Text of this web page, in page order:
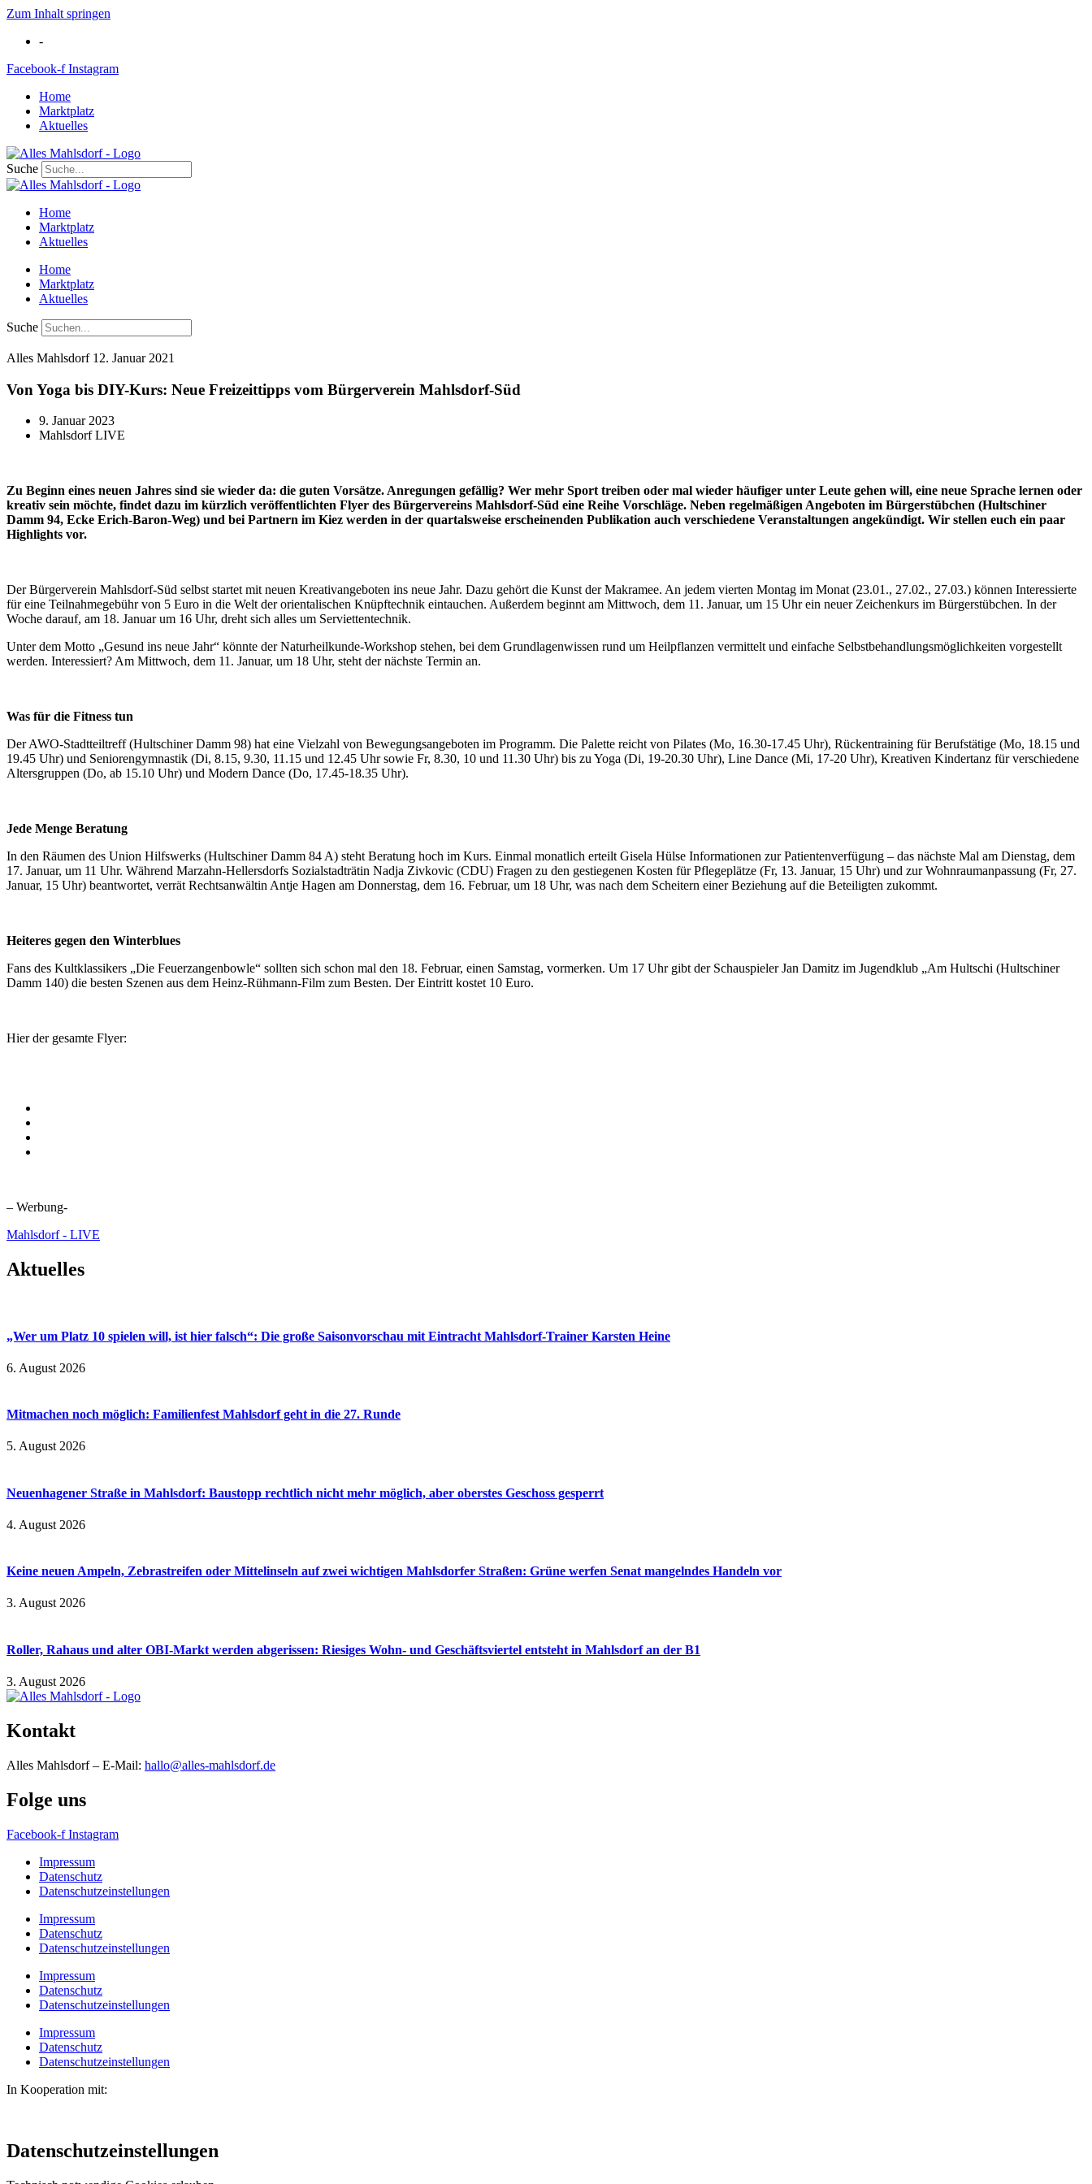
Zum Inhalt springen
-
Facebook-f Instagram
Home
Marktplatz
Aktuelles
Suche
Home
Marktplatz
Aktuelles
Home
Marktplatz
Aktuelles
Suche
Alles Mahlsdorf 12. Januar 2021
Von Yoga bis DIY-Kurs: Neue Freizeittipps vom Bürgerverein Mahlsdorf-Süd
9. Januar 2023
Mahlsdorf LIVE
Zu Beginn eines neuen Jahres sind sie wieder da: die guten Vorsätze. Anregungen gefällig? Wer mehr Sport treiben oder mal wieder häufiger unter Leute gehen will, eine neue Sprache lernen oder
kreativ sein möchte, findet dazu im kürzlich veröffentlichten Flyer des Bürgervereins Mahlsdorf-Süd eine Reihe Vorschläge. Neben regelmäßigen Angeboten im Bürgerstübchen (Hultschiner
Damm 94, Ecke Erich-Baron-Weg) und bei Partnern im Kiez werden in der quartalsweise erscheinenden Publikation auch verschiedene Veranstaltungen angekündigt. Wir stellen euch ein paar
Highlights vor.
Der Bürgerverein Mahlsdorf-Süd selbst startet mit neuen Kreativangeboten ins neue Jahr. Dazu gehört die Kunst der Makramee. An jedem vierten Montag im Monat (23.01., 27.02., 27.03.) können Interessierte
für eine Teilnahmegebühr von 5 Euro in die Welt der orientalischen Knüpftechnik eintauchen. Außerdem beginnt am Mittwoch, dem 11. Januar, um 15 Uhr ein neuer Zeichenkurs im Bürgerstübchen. In der
Woche darauf, am 18. Januar um 16 Uhr, dreht sich alles um Serviettentechnik.
Unter dem Motto „Gesund ins neue Jahr“ könnte der Naturheilkunde-Workshop stehen, bei dem Grundlagenwissen rund um Heilpflanzen vermittelt und einfache Selbstbehandlungsmöglichkeiten vorgestellt
werden. Interessiert? Am Mittwoch, dem 11. Januar, um 18 Uhr, steht der nächste Termin an.
Was für die Fitness tun
Der AWO-Stadtteiltreff (Hultschiner Damm 98) hat eine Vielzahl von Bewegungsangeboten im Programm. Die Palette reicht von Pilates (Mo, 16.30-17.45 Uhr), Rückentraining für Berufstätige (Mo, 18.15 und
19.45 Uhr) und Seniorengymnastik (Di, 8.15, 9.30, 11.15 und 12.45 Uhr sowie Fr, 8.30, 10 und 11.30 Uhr) bis zu Yoga (Di, 19-20.30 Uhr), Line Dance (Mi, 17-20 Uhr), Kreativen Kindertanz für verschiedene
Altersgruppen (Do, ab 15.10 Uhr) und Modern Dance (Do, 17.45-18.35 Uhr).
Jede Menge Beratung
In den Räumen des Union Hilfswerks (Hultschiner Damm 84 A) steht Beratung hoch im Kurs. Einmal monatlich erteilt Gisela Hülse Informationen zur Patientenverfügung – das nächste Mal am Dienstag, dem
17. Januar, um 11 Uhr. Während Marzahn-Hellersdorfs Sozialstadträtin Nadja Zivkovic (CDU) Fragen zu den gestiegenen Kosten für Pflegeplätze (Fr, 13. Januar, 15 Uhr) und zur Wohnraumanpassung (Fr, 27.
Januar, 15 Uhr) beantwortet, verrät Rechtsanwältin Antje Hagen am Donnerstag, dem 16. Februar, um 18 Uhr, was nach dem Scheitern einer Beziehung auf die Beteiligten zukommt.
Heiteres gegen den Winterblues
Fans des Kultklassikers „Die Feuerzangenbowle“ sollten sich schon mal den 18. Februar, einen Samstag, vormerken. Um 17 Uhr gibt der Schauspieler Jan Damitz im Jugendklub „Am Hultschi (Hultschiner
Damm 140) die besten Szenen aus dem Heinz-Rühmann-Film zum Besten. Der Eintritt kostet 10 Euro.
Hier der gesamte Flyer:
– Werbung-
Mahlsdorf - LIVE
Aktuelles
„Wer um Platz 10 spielen will, ist hier falsch“: Die große Saisonvorschau mit Eintracht Mahlsdorf-Trainer Karsten Heine
6. August 2026
Mitmachen noch möglich: Familienfest Mahlsdorf geht in die 27. Runde
5. August 2026
Neuenhagener Straße in Mahlsdorf: Baustopp rechtlich nicht mehr möglich, aber oberstes Geschoss gesperrt
4. August 2026
Keine neuen Ampeln, Zebrastreifen oder Mittelinseln auf zwei wichtigen Mahlsdorfer Straßen: Grüne werfen Senat mangelndes Handeln vor
3. August 2026
Roller, Rahaus und alter OBI-Markt werden abgerissen: Riesiges Wohn- und Geschäftsviertel entsteht in Mahlsdorf an der B1
3. August 2026
Kontakt
Alles Mahlsdorf – E-Mail: hallo@alles-mahlsdorf.de
Folge uns
Facebook-f Instagram
Impressum
Datenschutz
Datenschutzeinstellungen
Impressum
Datenschutz
Datenschutzeinstellungen
Impressum
Datenschutz
Datenschutzeinstellungen
Impressum
Datenschutz
Datenschutzeinstellungen
In Kooperation mit:
Datenschutzeinstellungen